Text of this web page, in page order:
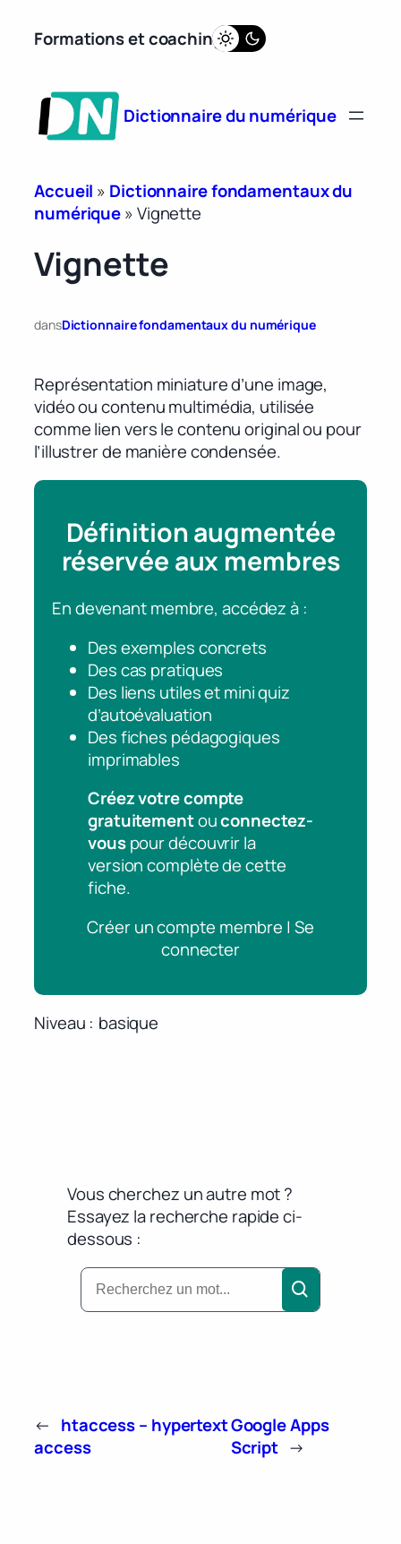
Formations et coaching
Dictionnaire du numérique
Accueil » Dictionnaire fondamentaux du
numérique»Vignette
Vignette
dansDictionnaire fondamentaux du numérique
Représentation miniature d’une image,
vidéo ou contenu multimédia, utilisée
comme lien vers le contenu original ou pour
l’illustrer de manière condensée.
Définition augmentée
réservée aux membres
En devenant membre, accédez à :
Des exemples concrets
Des cas pratiques
Des liens utiles et mini quiz
d’autoévaluation
Des fiches pédagogiques
imprimables
Créez votre compte
gratuitementouconnectez-
vouspour découvrir la
version complète de cette
fiche.
Créer un compte membre | Se
connecter
Niveau basique
Vous cherchez un autre mot ?
Essayez la recherche rapide ci-
dessous :
← htaccess – hypertext
access
Google Apps
Script →